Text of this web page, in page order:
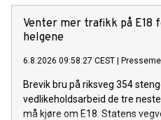
Venter mer trafikk på E18
helgene
6.8.2026 09:58:27 CEST |
Brevik bru på riksveg 354
vedlikeholdsarbeid de tre
må kjøre om E18. Statens